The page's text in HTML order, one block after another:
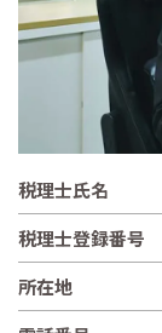
税理士氏名
税理士登録番号
所在地